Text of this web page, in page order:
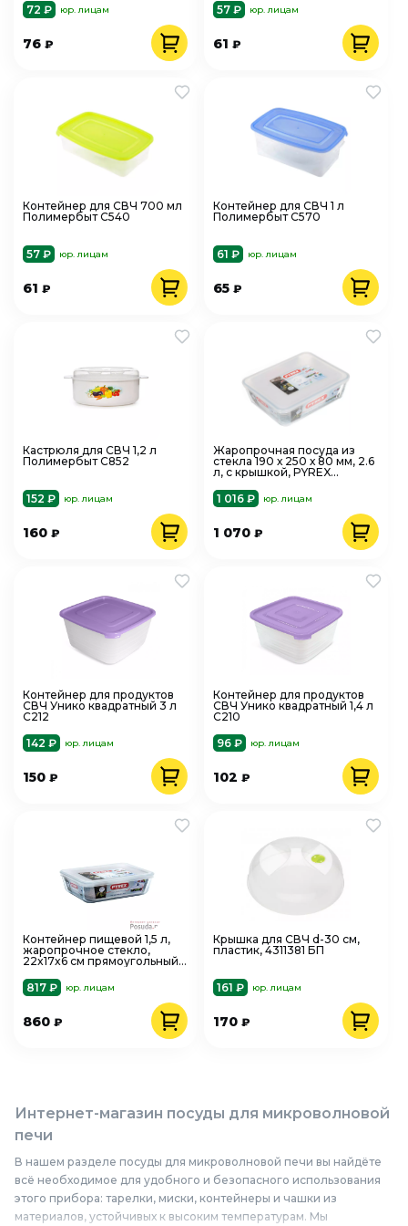
72 ₽ юр. лицам
76 ₽
57 ₽ юр. лицам
61₽
Контейнер для СВЧ 700 мл
Полимербыт C540
57 ₽ юр. лицам
61 ₽
Контейнер для СВЧ 1 л
Полимербыт C570
61 ₽ юр. лицам
65₽
Кастрюля для СВЧ 1,2 л
Полимербыт С852
152 ₽ юр. лицам
160 ₽
Жаропрочная посуда из
стекла 190 х 250 х 80 мм, 2.6
л, с крышкой, PYREX
1 016 ₽
юр. лицам
1 070₽
Контейнер для продуктов
СВЧ Унико квадратный 3 л
С212
142 ₽
юр. лицам
150 ₽
Контейнер для продуктов
СВЧ Унико квадратный 1,4 л
С210
96 ₽
юр. лицам
102₽
Контейнер пищевой 1,5 л,
жаропрочное стекло,
22x17x6 см прямоугольный
817 ₽
юр. лицам
860 ₽
Крышка для СВЧ d-30 см,
пластик, 4311381 БП
161 ₽ юр. лицам
170₽
Интернет-магазин посуды для микроволновой
печи
В нашем разделе посуды для микроволновой печи вы найдёте
всё необходимое для удобного и безопасного использования
этого прибора: тарелки, миски, контейнеры и чашки из
материалов, устойчивых к высоким температурам. Мы